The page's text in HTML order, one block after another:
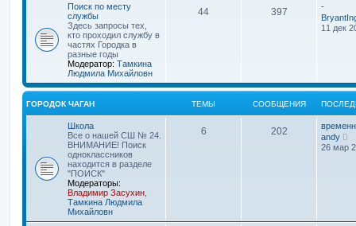
Поиск по месту
службы
Здесь запросы тех,
кто проходил службу в
частях Городка в
разные годы
Модератор: Тамкина
Людмила Михайловн
44 397
-
11 дек
ГОРОДОК ЧАГАН ТЕМЫ СООБЩЕНИЯ
Школа
Все о нашей СШ № 24.
ВНИМАНИЕ! Поиск
одноклассников
находится в разделе
"ПОИСК"
Модераторы:
Владимир Засухин
Тамкина Людмила
Михайловн
6 202
andy
е
р
о
26 мар